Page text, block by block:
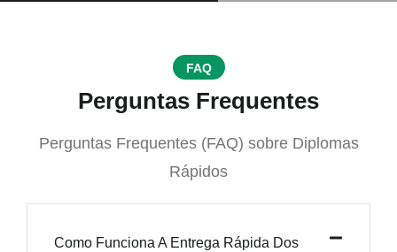
FAQ
Perguntas Frequentes
Perguntas Frequentes (FAQ) sobre Diplomas
Rápidos
Como Funciona A Entrega Rápida Dos